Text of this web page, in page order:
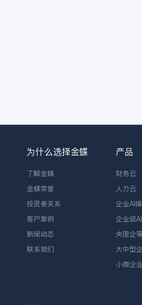
为什么选择金蝶
了解金蝶
金蝶荣誉
投资者关系
客户案例
新闻动态
联系我们
产品
财务云
人力云
企业AI
企业级
央国企
大中型
小微企